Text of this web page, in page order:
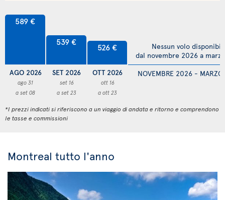
589 €
AGO 2026
ago 31
a set 08
539 €
SET 2026
set 16
a set 23
526 €
OTT 2026
ott 16
a ott 23
NOVEMBRE 2026 -
Nessun volo
dal novembre 2026 a
*I prezzi indicati si riferiscono a un viaggio di andata e ritorno e comprendono
le tasse e commissioni
Montreal tutto l'anno